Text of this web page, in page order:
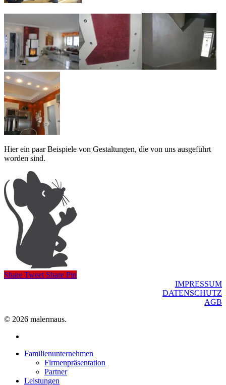
Hier ein paar Beispiele von Gestaltungen, die von uns ausgeführt
worden sind.
Share Tweet Share Pin
IMPRESSUM
DATENSCHUTZ
AGB
© 2026 malermaus.
Close
Familienunternehmen
Firmenpräsentation
Partner
Leistungen